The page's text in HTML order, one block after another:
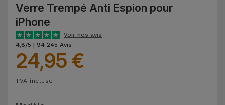
OnePlus
Google
TCL
Consoles de
Jeux
Reconditionnées
Voir
tout
Chargeurs
Ecouteurs
et
Enceintes
Verre Trempé Anti Espion pour
iPhone
Voir nos avis
4,8/5 | 94 245 Avis
24,95 €
TVA incluse